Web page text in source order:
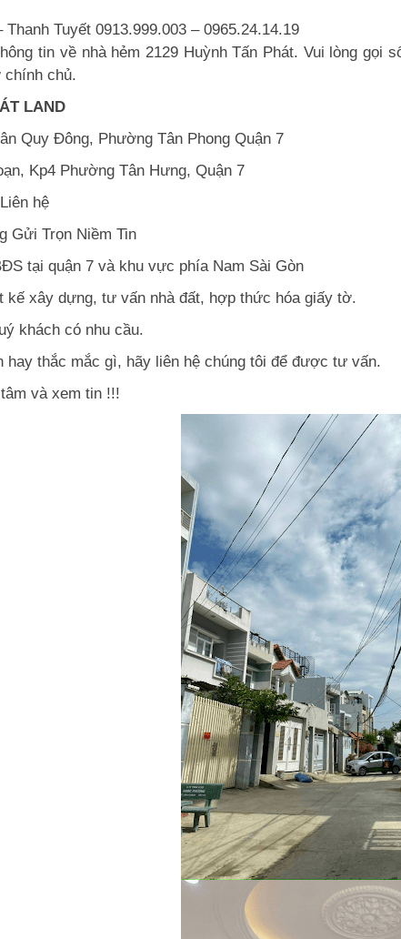
Tuyết 0913.999.003 – 0965.24.14.19
tin về nhà hẻm 2129 Huỳnh Tấn Phát. Vui lòng
chủ.
LAND
Quy Đông, Phường Tân Phong Quận 7
Kp4 Phường Tân Hưng, Quận 7
hệ
Gửi Trọn Niềm Tin
tại quận 7 và khu vực phía Nam Sài Gòn
kế xây dựng, tư vấn nhà đất, hợp thức hóa giấy tờ.
khách có nhu cầu.
hay thắc mắc gì, hãy liên hệ chúng tôi để được tư vấn.
và xem tin !!!